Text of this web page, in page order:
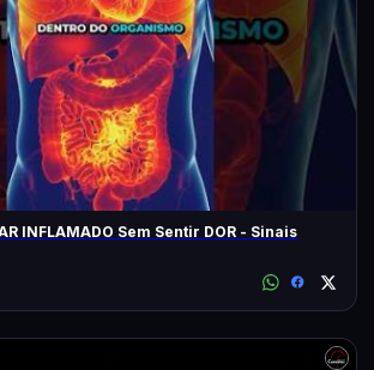
INFLAMADO Sem Sentir DOR - Sinais